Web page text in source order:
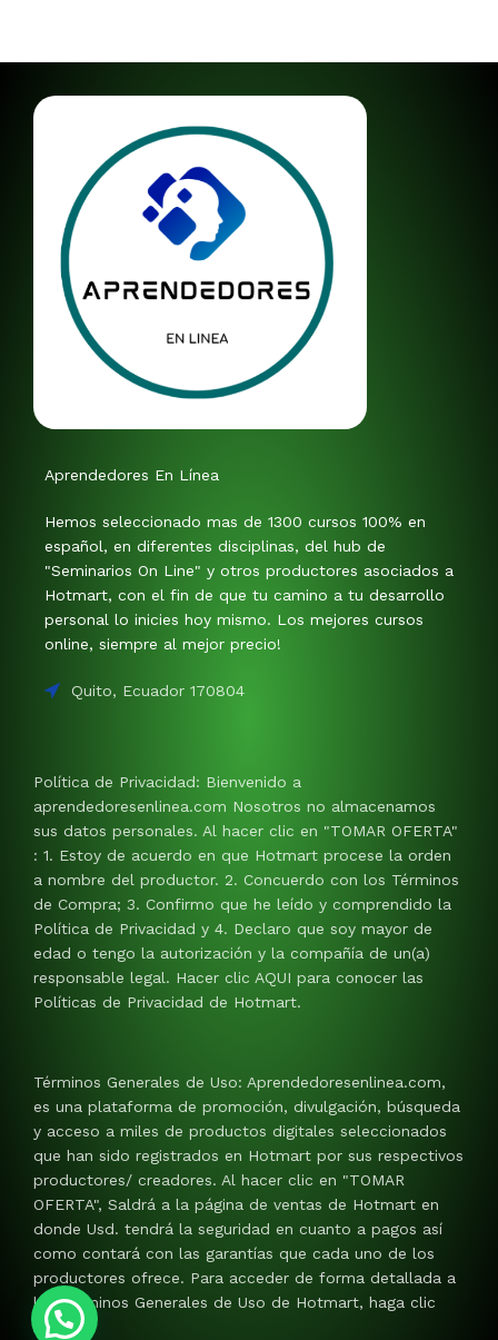
Aprendedores En Línea
Hemos seleccionado mas de 1300 cursos 100% en
español, en diferentes disciplinas, del hub de
"Seminarios On Line" y otros productores asociados a
Hotmart, con el fin de que tu camino a tu desarrollo
personal lo inicies hoy mismo. Los mejores cursos
online, siempre al mejor precio!
Quito, Ecuador 170804
Política de Privacidad: Bienvenido a
aprendedoresenlinea.com Nosotros no almacenamos
sus datos personales. Al hacer clic en "TOMAR OFERTA"
: 1. Estoy de acuerdo en que Hotmart procese la orden
a nombre del productor. 2. Concuerdo con los Términos
de Compra; 3. Confirmo que he leído y comprendido la
Política de Privacidad y 4. Declaro que soy mayor de
edad o tengo la autorización y la compañía de un(a)
responsable legal. Hacer clic AQUI para conocer las
Políticas de Privacidad de Hotmart.
Términos Generales de Uso: Aprendedoresenlinea.com,
es una plataforma de promoción, divulgación, búsqueda
y acceso a miles de productos digitales seleccionados
que han sido registrados en Hotmart por sus respectivos
productores/ creadores. Al hacer clic en "TOMAR
OFERTA", Saldrá a la página de ventas de Hotmart en
donde Usd. tendrá la seguridad en cuanto a pagos así
como contará con las garantías que cada uno de los
productores ofrece. Para acceder de forma detallada a
los Términos Generales de Uso de Hotmart, haga clic
AQUI.